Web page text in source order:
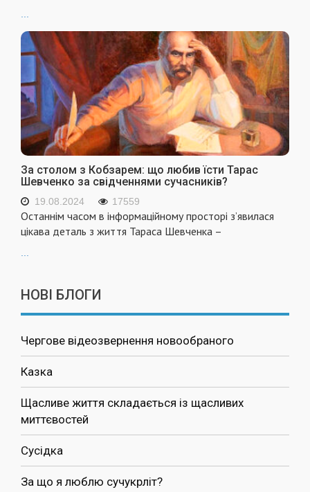
За столом з Кобзарем: що любив їсти Тарас
Шевченко за свідченнями сучасників?
19.08.2024 17559
Останнім часом в інформаційному просторі з’явилася
цікава деталь з життя Тараса Шевченка –
...
НОВІ БЛОГИ
Чергове відеозвернення новообраного
Казка
Щасливе життя складається із щасливих
миттєвостей
Сусідка
За що я люблю сучукрліт?